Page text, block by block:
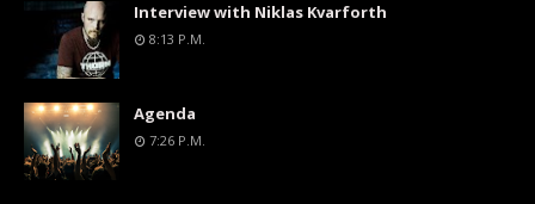
Interview with Niklas Kvarforth
8:13 P.m.
Agenda
7:26 P.m.